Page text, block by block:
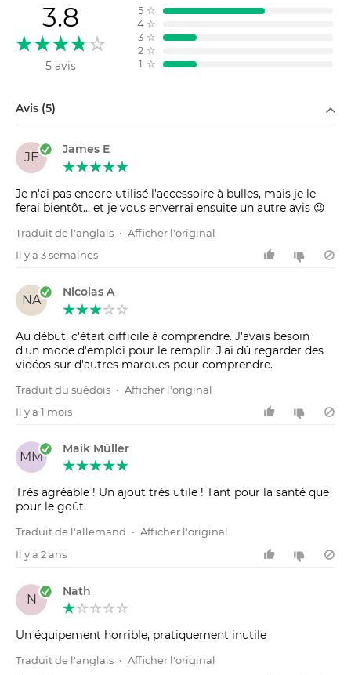
3.8
5 avis
5 ☆
4 ☆
3 ☆
2 ☆
1 ☆
Avis (5)
JE
James E
Je n'ai pas encore utilisé l'accessoire à bulles, mais je le
ferai bientôt... et je vous enverrai ensuite un autre avis 😉
Traduit de l'anglais • Afficher l'original
Il y a 3 semaines
NA
Nicolas A
Au début, c'était difficile à comprendre. J'avais besoin
d'un mode d'emploi pour le remplir. J'ai dû regarder des
vidéos sur d'autres marques pour comprendre.
Traduit du suédois • Afficher l'original
Il y a 1 mois
MM
Maik Müller
Très agréable ! Un ajout très utile ! Tant pour la santé que
pour le goût.
Traduit de l'allemand • Afficher l'original
Il y a 2 ans
N
Nath
Un équipement horrible, pratiquement inutile
Traduit de l'anglais • Afficher l'original